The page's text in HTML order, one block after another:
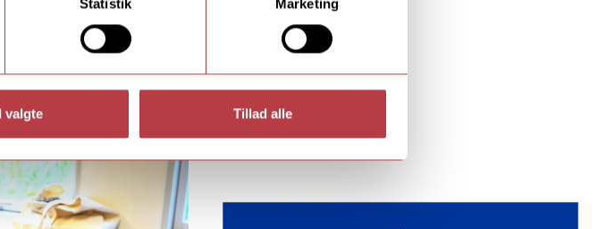
Statistik Marketing
valgte Tillad alle